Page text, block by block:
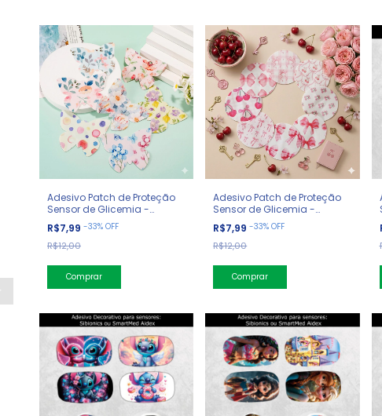
Adesivo Patch de Proteção
Sensor de Glicemia -
Borboletas
R$7,99 -33% OFF
R$12,00
Comprar
Adesivo Patch de Proteção
Sensor de Glicemia -
Cerejas
R$7,99-33%OFF
R$12,00
Comprar